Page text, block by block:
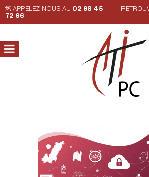
APPELEZ-NOUS AU 02 98 45
72 66